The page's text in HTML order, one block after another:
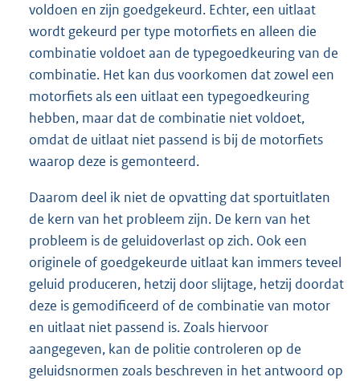
voldoen en zijn goedgekeurd. Echter, een uitlaat
wordt gekeurd per type motorfiets en alleen die
combinatie voldoet aan de typegoedkeuring van de
combinatie. Het kan dus voorkomen dat zowel een
motorfiets als een uitlaat een typegoedkeuring
hebben, maar dat de combinatie niet voldoet,
omdat de uitlaat niet passend is bij de motorfiets
waarop deze is gemonteerd.
Daarom deel ik niet de opvatting dat sportuitlaten
de kern van het probleem zijn. De kern van het
probleem is de geluidoverlast op zich. Ook een
originele of goedgekeurde uitlaat kan immers teveel
geluid produceren, hetzij door slijtage, hetzij doordat
deze is gemodificeerd of de combinatie van motor
en uitlaat niet passend is. Zoals hiervoor
aangegeven, kan de politie controleren op de
geluidsnormen zoals beschreven in het antwoord op